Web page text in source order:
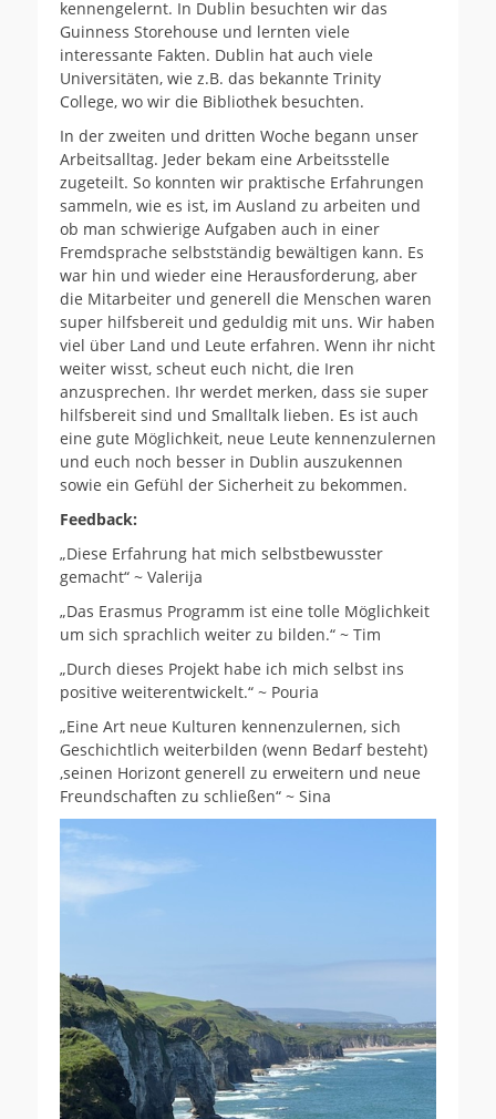
kennengelernt. In Dublin besuchten wir das
Guinness Storehouse und lernten viele
interessante Fakten. Dublin hat auch viele
Universitäten, wie z.B. das bekannte Trinity
College, wo wir die Bibliothek besuchten.
In der zweiten und dritten Woche begann unser
Arbeitsalltag. Jeder bekam eine Arbeitsstelle
zugeteilt. So konnten wir praktische Erfahrungen
sammeln, wie es ist, im Ausland zu arbeiten und
ob man schwierige Aufgaben auch in einer
Fremdsprache selbstständig bewältigen kann. Es
war hin und wieder eine Herausforderung, aber
die Mitarbeiter und generell die Menschen waren
super hilfsbereit und geduldig mit uns. Wir haben
viel über Land und Leute erfahren. Wenn ihr nicht
weiter wisst, scheut euch nicht, die Iren
anzusprechen. Ihr werdet merken, dass sie super
hilfsbereit sind und Smalltalk lieben. Es ist auch
eine gute Möglichkeit, neue Leute kennenzulernen
und euch noch besser in Dublin auszukennen
sowie ein Gefühl der Sicherheit zu bekommen.
Feedback:
„Diese Erfahrung hat mich selbstbewusster
gemacht“ ~ Valerija
„Das Erasmus Programm ist eine tolle Möglichkeit
um sich sprachlich weiter zu bilden.“ ~ Tim
„Durch dieses Projekt habe ich mich selbst ins
positive weiterentwickelt.“ ~ Pouria
„Eine Art neue Kulturen kennenzulernen, sich
Geschichtlich weiterbilden (wenn Bedarf besteht)
,seinen Horizont generell zu erweitern und neue
Freundschaften zu schließen“ ~ Sina